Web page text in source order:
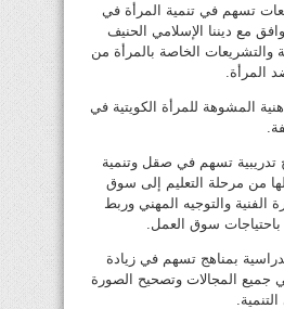
تسهم في تنمية المرأة في
مع ديننا الإسلامي الحنيف
والتشريعات الخاصة بالمرأة من
المرأة.
المشوهة للمرأة الكويتية في
تدريبية تسهم في صقل وتنمية
من مرحلة التعليم إلى سوق
الفنية والتوجيه المهني وربط
سوق العمل.
بمناهج تسهم في زيادة
جميع المجالات وتصحيح الصورة